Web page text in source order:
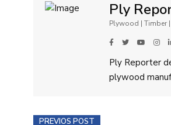
Ply
Plywood | Timber
Ply Reporter
plywood
PREVIOS POST